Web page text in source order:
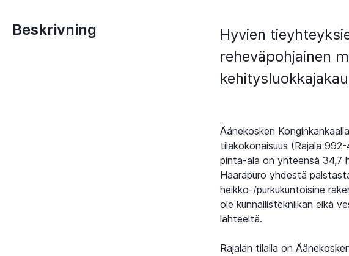
Beskrivning
Hyvien
reheväpohjainen
Äänekosken
tilakokonaisuus (Rajala
pinta-ala on yhteensä 34,7
Haarapuro yhdestä
heikko-/purkukuntoisine
ole kunnallistekniikan eikä
lähteeltä.
Rajalan tilalla on